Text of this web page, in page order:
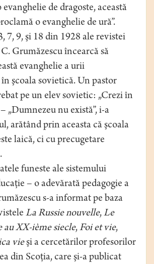
evanghelie de dragoste, această
o evanghelie de ură”.
7, 9, şi 18 din 1928 ale revistei
C. Grumăzescu încearcă să
evanghelie a urii
şcoala sovietică. Un pastor
pe un elev sovietic: „Crezi în
„Dumnezeu nu există”, i-a
arătând prin aceasta că şcoala
laică, ci cu precugetare
funeste ale sistemului
– o adevărată pedagogie a
s-a informat pe baza
La Russie nouvelle,Le
au XX-ième siecle,Foi et vie,
vieşi a cercetărilor profesorilor
din Scoţia, care şi-a publicat